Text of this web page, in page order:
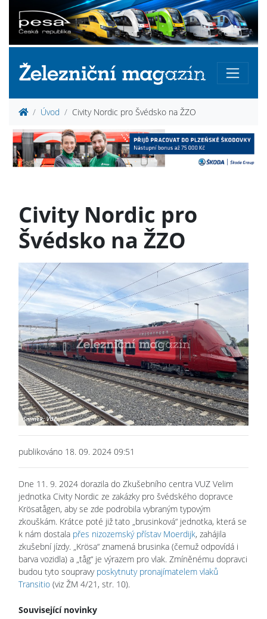
Úvod Civity Nordic pro Švédsko na ŽZO
Civity Nordic pro
Švédsko na ŽZO
publikováno 18. 09. 2024 09:51
Dne 11. 9. 2024 dorazila do Zkušebního centra VUZ Velim
jednotka Civity Nordic ze zakázky pro švédského dopravce
Krösatågen, aby se zde podrobila vybraným typovým
zkouškám. Krátce poté již tato „brusinková“ jednotka, která se
k nám dostala přes nizozemský přístav Moerdijk, zahájila
zkušební jízdy. „Krösa“ znamená brusinka (čemuž odpovídá i
barva vozidla) a „tåg“ je výrazem pro vlak. Zmíněnému dopravci
budou tyto soupravy poskytnuty pronajímatelem vlaků
Transitio (viz ŽM 4/21, str. 10).
Související novinky